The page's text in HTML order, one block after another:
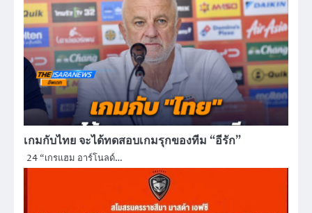
เกมกับไทย จะได้ทดสอบเกมรุกของทีม “อีรัก”
24 “เกรแฮม อาร์โนลด์…